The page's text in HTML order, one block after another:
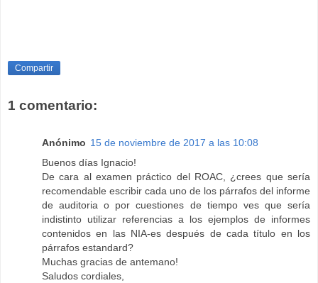
Compartir
1 comentario:
Anónimo 15 de noviembre de 2017 a las 10:08
Buenos días Ignacio!
De cara al examen práctico del ROAC, ¿crees que sería
recomendable escribir cada uno de los párrafos del informe
de auditoria o por cuestiones de tiempo ves que sería
indistinto utilizar referencias a los ejemplos de informes
contenidos en las NIA-es después de cada título en los
párrafos estandard?
Muchas gracias de antemano!
Saludos cordiales,